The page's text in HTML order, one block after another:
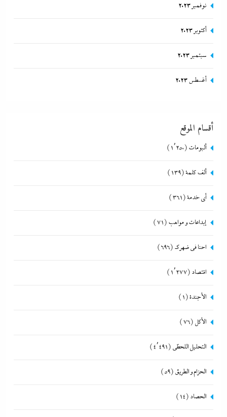
نوفمبر 2023
أكتوبر 2023
سبتمبر 2023
أغسطس 2023
أقسام الموقع
ألبومات (1٬250)
ألف كلمة(139)
أي خدمة(361)
إبداعات و مواهب (71)
احنا في ضهرك (696)
اقتصاد (1٬277)
الأجندة(1)
الأكل (76)
التحليل اللحظي (4٬491)
الحزام و الطريق (59)
الحصاد (14)